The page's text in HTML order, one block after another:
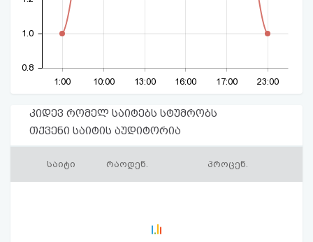
1:00 10:00 13:00 16:00 17:00 23:00
0.8
1.0
კიდევ რომელ საიტებს სტუმრობს
თქვენი საიტის აუდიტორია
საიტი რაოდენ. პროცენ.